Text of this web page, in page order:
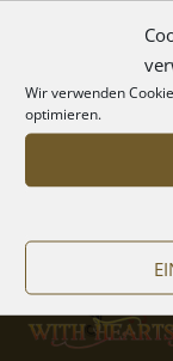
Wir verwenden
optimieren.